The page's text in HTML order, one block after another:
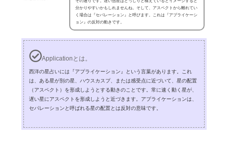
分かりやすいかもしれませんね。そして、アスペクトから離れてい
く場合は『セパレーション』と呼びます。これは『アプライケーシ
ョン』の反対の動きです。
Applicationとは。
西洋の星占いには『アプライケーション』という言葉があります。これ
は、ある星が別の星、ハウスカスプ、または感受点に近づいて、星の配置
（アスペクト）を形成しようとする動きのことです。常に速く動く星が、
遅い星にアスペクトを形成しようと近づきます。アプライケーションは、
セパレーションと呼ばれる星の配置とは反対の意味です。